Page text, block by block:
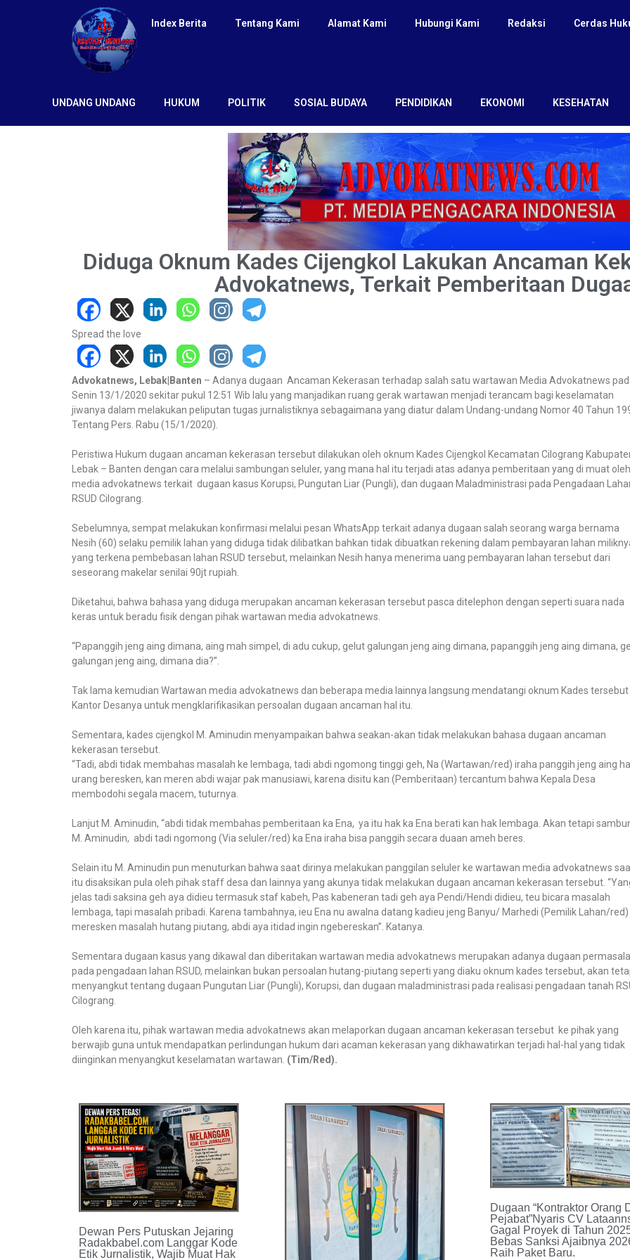
Index Berita Tentang Kami Alamat Kami Hubungi Kami Redaksi Cerdas
UNDANG UNDANG HUKUM POLITIK SOSIAL BUDAYA PENDIDIKAN EKONOMI KESEHATAN
Diduga Oknum Kades Cijengkol Lakukan Ancaman
Advokatnews, Terkait Pemberitaan
Spread the love
Advokatnews, Lebak|Banten – Adanya dugaan Ancaman Kekerasan terhadap salah satu wartawan Media Advokatnews
Senin 13/1/2020 sekitar pukul 12:51 Wib lalu yang manjadikan ruang gerak wartawan menjadi terancam bagi keselamatan
jiwanya dalam melakukan peliputan tugas jurnalistiknya sebagaimana yang diatur dalam Undang-undang Nomor 40 Tahun
Tentang Pers. Rabu (15/1/2020).
Peristiwa Hukum dugaan ancaman kekerasan tersebut dilakukan oleh oknum Kades Cijengkol Kecamatan Cilograng
Lebak – Banten dengan cara melalui sambungan seluler, yang mana hal itu terjadi atas adanya pemberitaan yang di muat oleh
media advokatnews terkait dugaan kasus Korupsi, Pungutan Liar (Pungli), dan dugaan Maladministrasi pada Pengadaan
RSUD Cilograng.
Sebelumnya, sempat melakukan konfirmasi melalui pesan WhatsApp terkait adanya dugaan salah seorang warga bernama
Nesih (60) selaku pemilik lahan yang diduga tidak dilibatkan bahkan tidak dibuatkan rekening dalam pembayaran lahan
yang terkena pembebasan lahan RSUD tersebut, melainkan Nesih hanya menerima uang pembayaran lahan tersebut dari
seseorang makelar senilai 90jt rupiah.
Diketahui, bahwa bahasa yang diduga merupakan ancaman kekerasan tersebut pasca ditelephon dengan seperti suara nada
keras untuk beradu fisik dengan pihak wartawan media advokatnews.
“Papanggih jeng aing dimana, aing mah simpel, di adu cukup, gelut galungan jeng aing dimana, papanggih jeng aing dimana,
galungan jeng aing, dimana dia?”.
Tak lama kemudian Wartawan media advokatnews dan beberapa media lainnya langsung mendatangi oknum Kades tersebut
Kantor Desanya untuk mengklarifikasikan persoalan dugaan ancaman hal itu.
Sementara, kades cijengkol M. Aminudin menyampaikan bahwa seakan-akan tidak melakukan bahasa dugaan ancaman
kekerasan tersebut.
“Tadi, abdi tidak membahas masalah ke lembaga, tadi abdi ngomong tinggi geh, Na (Wartawan/red) iraha panggih jeng aing
urang beresken, kan meren abdi wajar pak manusiawi, karena disitu kan (Pemberitaan) tercantum bahwa Kepala Desa
membodohi segala macem, tuturnya.
Lanjut M. Aminudin, “abdi tidak membahas pemberitaan ka Ena, ya itu hak ka Ena berati kan hak lembaga. Akan tetapi
M. Aminudin, abdi tadi ngomong (Via seluler/red) ka Ena iraha bisa panggih secara duaan ameh beres.
Selain itu M. Aminudin pun menuturkan bahwa saat dirinya melakukan panggilan seluler ke wartawan media advokatnews
itu disaksikan pula oleh pihak staff desa dan lainnya yang akunya tidak melakukan dugaan ancaman kekerasan tersebut.
jelas tadi saksina geh aya didieu termasuk staf kabeh, Pas kabeneran tadi geh aya Pendi/Hendi didieu, teu bicara masalah
lembaga, tapi masalah pribadi. Karena tambahnya, ieu Ena nu awalna datang kadieu jeng Banyu/ Marhedi (Pemilik Lahan/red)
meresken masalah hutang piutang, abdi aya itidad ingin ngebereskan”. Katanya.
Sementara dugaan kasus yang dikawal dan diberitakan wartawan media advokatnews merupakan adanya dugaan
pada pengadaan lahan RSUD, melainkan bukan persoalan hutang-piutang seperti yang diaku oknum kades tersebut, akan
menyangkut tentang dugaan Pungutan Liar (Pungli), Korupsi, dan dugaan maladministrasi pada realisasi pengadaan tanah
Cilograng.
Oleh karena itu, pihak wartawan media advokatnews akan melaporkan dugaan ancaman kekerasan tersebut ke pihak yang
berwajib guna untuk mendapatkan perlindungan hukum dari acaman kekerasan yang dikhawatirkan terjadi hal-hal yang tidak
diinginkan menyangkut keselamatan wartawan. (Tim/Red).
Dewan Pers Putuskan Jejaring
Radakbabel.com Langgar Kode
Etik Jurnalistik, Wajib Muat Hak
Dugaan “Kontraktor Orang
Pejabat”Nyaris CV
Gagal Proyek di Tahun
Bebas Sanksi Ajaibnya
Raih Paket Baru.